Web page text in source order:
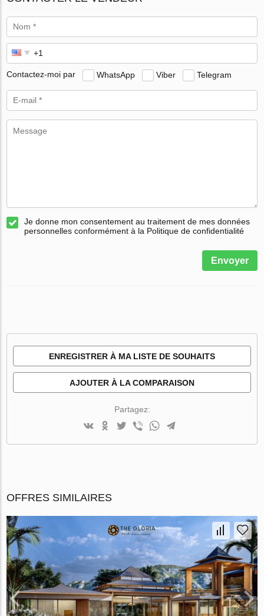
Contactez-moi par WhatsApp Viber Telegram
Je donne mon consentement au traitement de mes données
personnelles conformément à la Politique de confidentialité
Envoyer
ENREGISTRER À MA LISTE DE SOUHAITS
AJOUTER À LA COMPARAISON
Partagez:
OFFRES SIMILAIRES